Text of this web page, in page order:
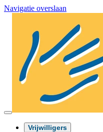
Navigatie overslaan
Vrijwilligers